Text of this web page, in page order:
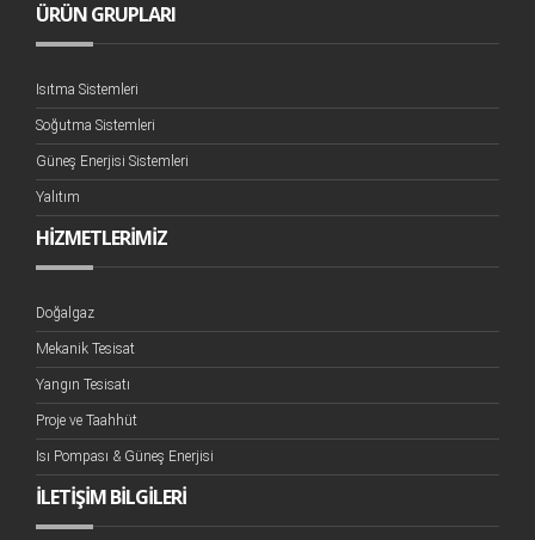
ÜRÜN GRUPLARI
Isıtma Sistemleri
Soğutma Sistemleri
Güneş Enerjisi Sistemleri
Yalıtım
HİZMETLERİMİZ
Doğalgaz
Mekanik Tesisat
Yangın Tesisatı
Proje ve Taahhüt
Isı Pompası & Güneş Enerjisi
İLETİŞİM BİLGİLERİ